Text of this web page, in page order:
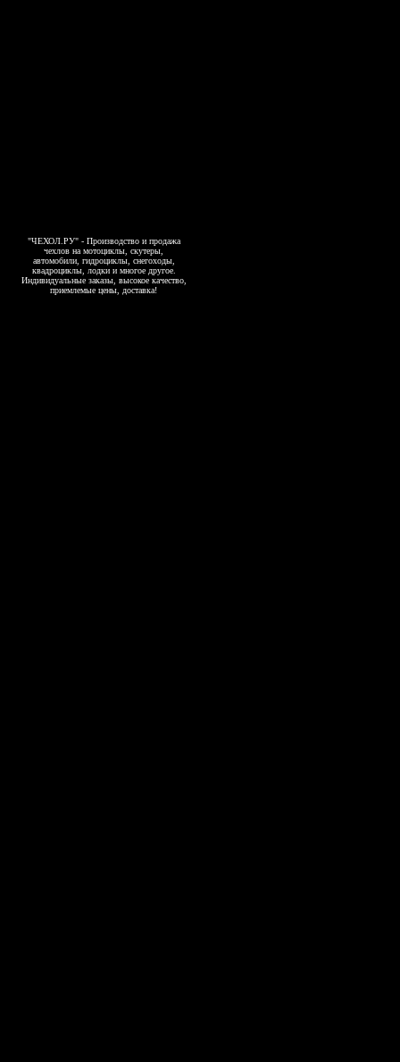
"ЧЕХОЛ.РУ" - Производство и продажа
чехлов на мотоциклы, скутеры,
автомобили, гидроциклы, снегоходы,
квадроциклы, лодки и многое другое.
Индивидуальные заказы, высокое качество,
приемлемые цены, доставка!